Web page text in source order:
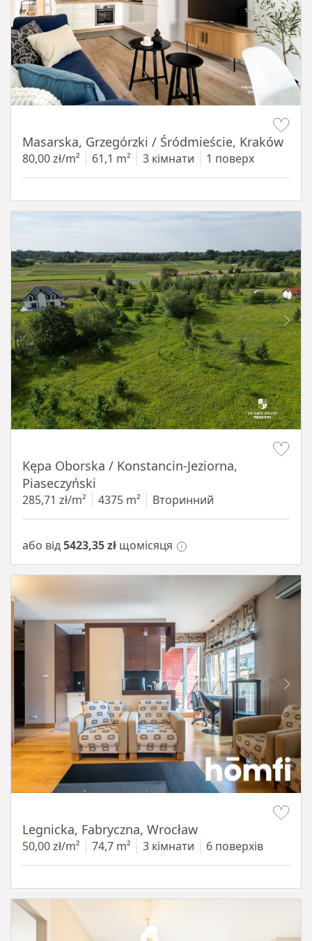
Masarska, Grzegórzki / Śródmieście, Kraków
80,00 zł/m² 61,1 m² 3 кімнати 1 поверх
Kępa Oborska / Konstancin-Jeziorna,
Piaseczyński
285,71 zł/m² 4375 m² Вторинний
або від5423,35 zł щомісяця
Legnicka, Fabryczna, Wrocław
50,00 zł/m² 74,7 m² 3 кімнати 6 поверхів